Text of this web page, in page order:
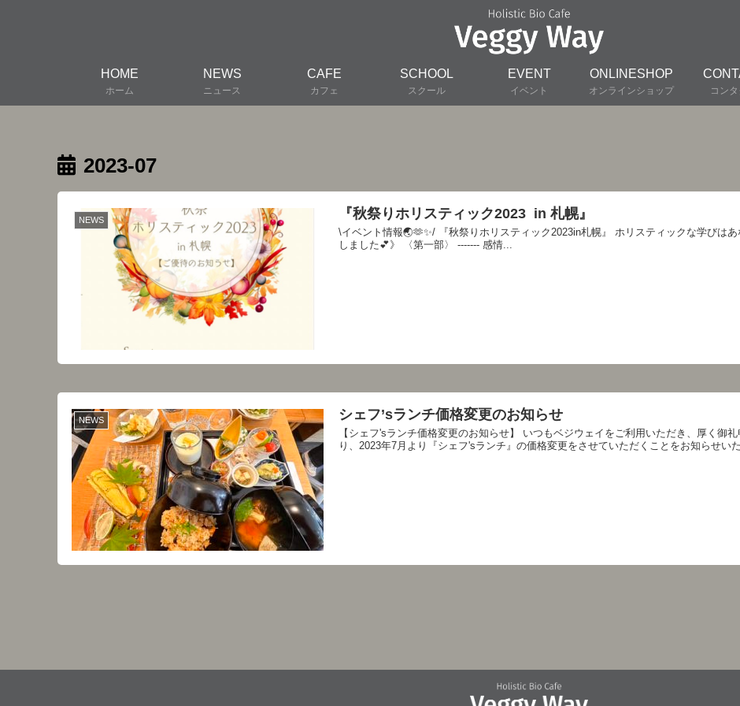
HOME
ホーム
NEWS
ニュース
CAFE
カフェ
SCHOOL
スクール
EVENT
イベント
ONLINESHOP
オンラインショップ
コンタ
2023-07
NEWS 『秋祭りホリスティック2023 in 札幌』
\イベント情報🌏🫶✨/ 『秋祭りホリスティック2023in札幌』 ホリスティックな学びは
しました💕》 〈第一部〉 ------- 感情...
NEWS シェフ’sランチ価格変更のお知らせ
【シェフ'sランチ価格変更のお知らせ】 いつもベジウェイをご利用いただき、厚く御
り、2023年7月より『シェフ'sランチ』の価格変更をさせていただくことをお知らせい